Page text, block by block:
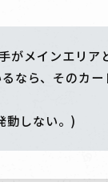
がメインエリア
なら、そのカー
動しない。)